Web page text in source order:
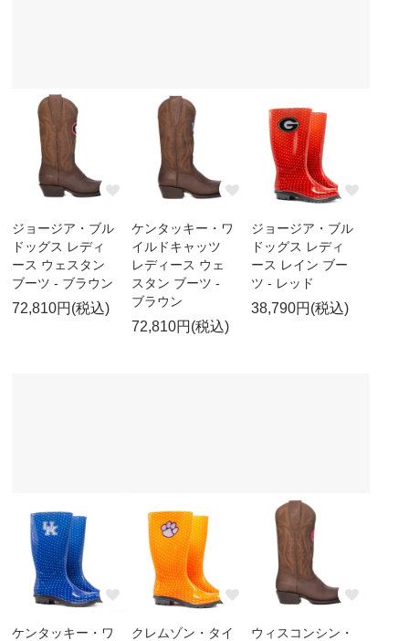
ジョージア・ブル
ドッグス レディ
ース ウェスタン
ブーツ - ブラウン
72,810円(税込)
ケンタッキー・ワ
イルドキャッツ
レディース ウェ
スタン ブーツ -
ブラウン
72,810円(税込)
ジョージア・ブル
ドッグス レディ
ース レイン ブー
ツ - レッド
38,790円(税込)
ケンタッキー・ワ
クレムゾン・タイ
ウィスコンシン・